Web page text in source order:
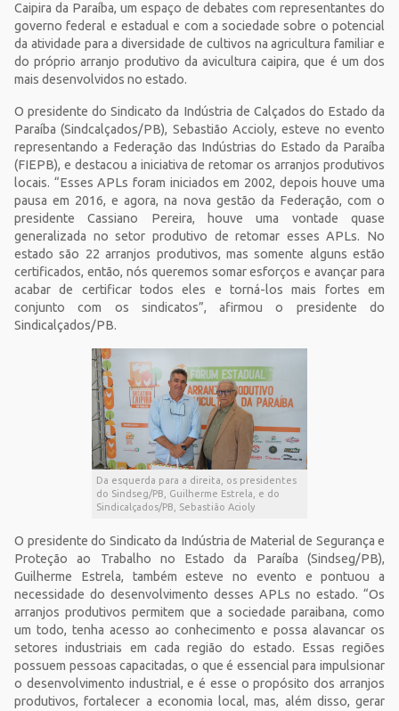
Caipira da Paraíba, um espaço de debates com representantes do
governo federal e estadual e com a sociedade sobre o potencial
da atividade para a diversidade de cultivos na agricultura familiar e
do próprio arranjo produtivo da avicultura caipira, que é um dos
mais desenvolvidos no estado.
O presidente do Sindicato da Indústria de Calçados do Estado da
Paraíba (Sindcalçados/PB), Sebastião Accioly, esteve no evento
representando a Federação das Indústrias do Estado da Paraíba
(FIEPB), e destacou a iniciativa de retomar os arranjos produtivos
locais. “Esses APLs foram iniciados em 2002, depois houve uma
pausa em 2016, e agora, na nova gestão da Federação, com o
presidente Cassiano Pereira, houve uma vontade quase
generalizada no setor produtivo de retomar esses APLs. No
estado são 22 arranjos produtivos, mas somente alguns estão
certificados, então, nós queremos somar esforços e avançar para
acabar de certificar todos eles e torná-los mais fortes em
conjunto com os sindicatos”, afirmou o presidente do
Sindicalçados/PB.
Da esquerda para a direita, os presidentes
do Sindseg/PB, Guilherme Estrela, e do
Sindicalçados/PB, Sebastião Acioly
O presidente do Sindicato da Indústria de Material de Segurança e
Proteção ao Trabalho no Estado da Paraíba (Sindseg/PB),
Guilherme Estrela, também esteve no evento e pontuou a
necessidade do desenvolvimento desses APLs no estado. “Os
arranjos produtivos permitem que a sociedade paraibana, como
um todo, tenha acesso ao conhecimento e possa alavancar os
setores industriais em cada região do estado. Essas regiões
possuem pessoas capacitadas, o que é essencial para impulsionar
o desenvolvimento industrial, e é esse o propósito dos arranjos
produtivos, fortalecer a economia local, mas, além disso, gerar